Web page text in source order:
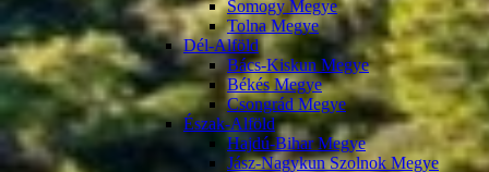
Somogy Megye
Tolna Megye
Dél-Alföld
Bács-Kiskun Megye
Békés Megye
Csongrád Megye
Észak-Alföld
Hajdú-Bihar Megye
Jász-Nagykun Szolnok Megye